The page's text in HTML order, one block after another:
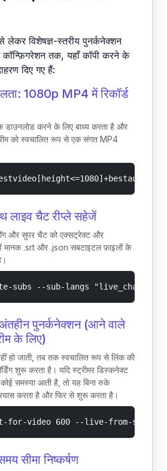
लेकर विशेषज्ञ-स्तरीय पुनर्कनेक्शन
तक, यहाँ कॉपी करने के
दिए गए हैं:
1080p MP4 में रिकॉर्ड
करने के लिए बाध्य करता है और
को स्वचालित रूप से एक संगत MP4
लाइव चैट रीप्ले सहेजें
और सुपर चैट को एक्सट्रेक्ट और
मानक .srt और .json सबटाइटल फ़ाइलों के
subs --sub-langs "live_chat" --
पुनर्कनेक्शन (आने वाले
के लिए)
हो जाती, तब तक स्वचालित रूप से लिंक की
शुरू करता है। यदि स्ट्रीमर डिस्कनेक्ट
कोई समस्या आती है, तो यह बिना रुके
करता है और फिर से शुरू करता है।
video 600 --live-from-start --
सीमा निष्कर्षण